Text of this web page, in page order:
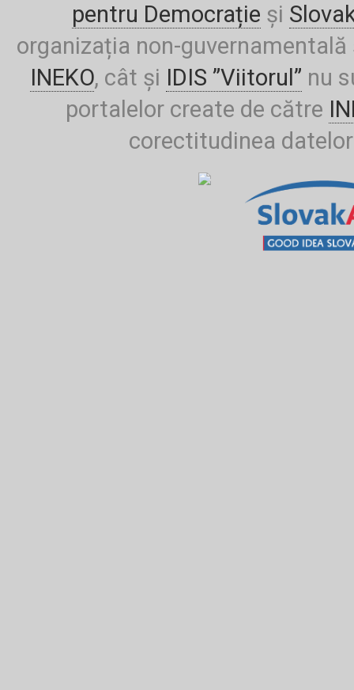
pentru Democrație și
organizația non-
INEKO, cât și IDIS ”Viitorul” nu
portalelor create de către
corectitudinea